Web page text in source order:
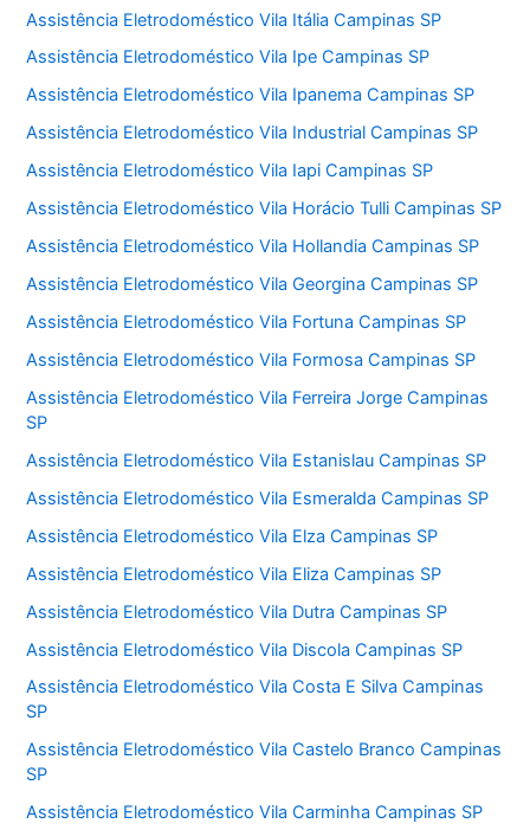
Assistência Eletrodoméstico Vila Itália Campinas SP
Assistência Eletrodoméstico Vila Ipe Campinas SP
Assistência Eletrodoméstico Vila Ipanema Campinas SP
Assistência Eletrodoméstico Vila Industrial Campinas SP
Assistência Eletrodoméstico Vila Iapi Campinas SP
Assistência Eletrodoméstico Vila Horácio Tulli Campinas SP
Assistência Eletrodoméstico Vila Hollandia Campinas SP
Assistência Eletrodoméstico Vila Georgina Campinas SP
Assistência Eletrodoméstico Vila Fortuna Campinas SP
Assistência Eletrodoméstico Vila Formosa Campinas SP
Assistência Eletrodoméstico Vila Ferreira Jorge Campinas
SP
Assistência Eletrodoméstico Vila Estanislau Campinas SP
Assistência Eletrodoméstico Vila Esmeralda Campinas SP
Assistência Eletrodoméstico Vila Elza Campinas SP
Assistência Eletrodoméstico Vila Eliza Campinas SP
Assistência Eletrodoméstico Vila Dutra Campinas SP
Assistência Eletrodoméstico Vila Discola Campinas SP
Assistência Eletrodoméstico Vila Costa E Silva Campinas
SP
Assistência Eletrodoméstico Vila Castelo Branco Campinas
SP
Assistência Eletrodoméstico Vila Carminha Campinas SP